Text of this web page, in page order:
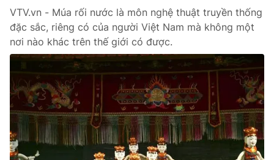
VTV.vn - Múa rối nước là môn nghệ thuật truyền thống
đặc sắc, riêng có của người Việt Nam mà không một
nơi nào khác trên thế giới có được.